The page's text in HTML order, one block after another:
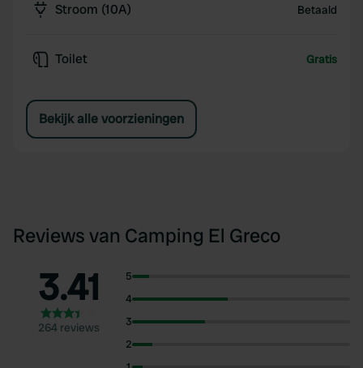
Stroom (10A) Betaald
Toilet Gratis
Bekijk alle voorzieningen
Reviews van Camping El Greco
3.41
264 reviews
5
4
3
2